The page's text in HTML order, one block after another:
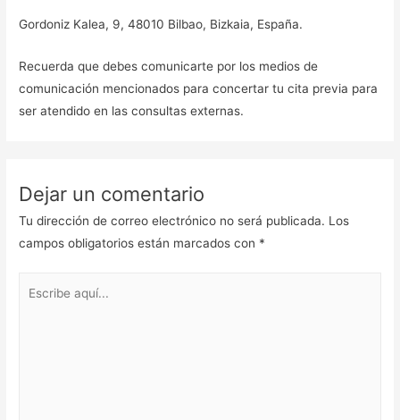
Gordoniz Kalea, 9, 48010 Bilbao, Bizkaia, España.
Recuerda que debes comunicarte por los medios de
comunicación mencionados para concertar tu cita previa para
ser atendido en las consultas externas.
Dejar un comentario
Tu dirección de correo electrónico no será publicada. Los
campos obligatorios están marcados con *